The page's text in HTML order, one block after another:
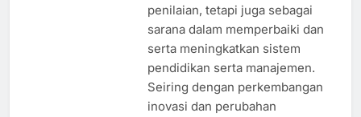
penilaian, tetapi juga sebagai
sarana dalam memperbaiki dan
serta meningkatkan sistem
pendidikan serta manajemen.
Seiring dengan perkembangan
inovasi dan perubahan